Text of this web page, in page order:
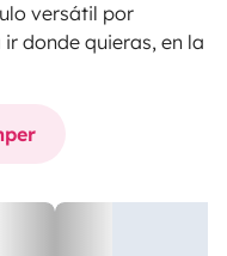
versátil por
donde quieras, en la